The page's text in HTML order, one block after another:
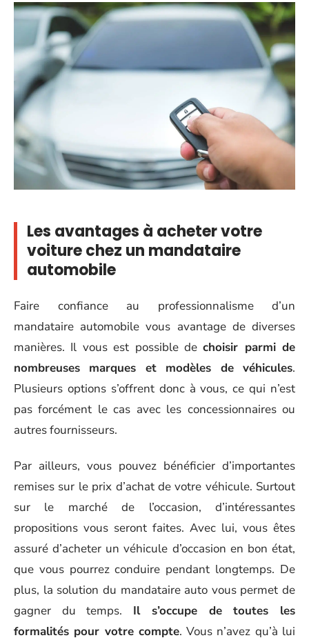
Les avantages à acheter votre
voiture chez un mandataire
automobile
Faire confiance au professionnalisme d’un
mandataire automobile vous avantage de diverses
manières. Il vous est possible dechoisir parmi de
nombreuses marques et modèles de véhicules.
Plusieurs options s’offrent donc à vous, ce qui n’est
pas forcément le cas avec les concessionnaires ou
autres fournisseurs.
Par ailleurs, vous pouvez bénéficier d’importantes
remises sur le prix d’achat de votre véhicule. Surtout
sur le marché de l’occasion, d’intéressantes
propositions vous seront faites. Avec lui, vous êtes
assuré d’acheter un véhicule d’occasion en bon état,
que vous pourrez conduire pendant longtemps. De
plus, la solution du mandataire auto vous permet de
gagner du temps. Il s’occupe de toutes les
formalités pour votre compte. Vous n’avez qu’à lui